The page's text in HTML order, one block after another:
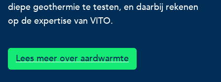
Impact voor jouw
Onderzoeksfocus
diepe geothermie te testen, en daarbij rekenen
op de expertise van VITO.
Lees meer over aardwarmte